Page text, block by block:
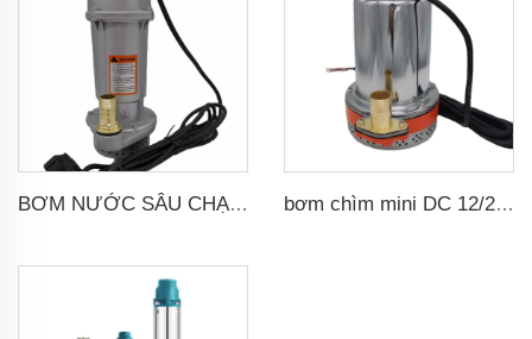
BƠM NƯỚC SÂU CHẠY BẰNG PIN NĂNG LƯỢNG MẶT TRỜI DC bơm chìm mini DC 12/24/48/60V có bàn chải